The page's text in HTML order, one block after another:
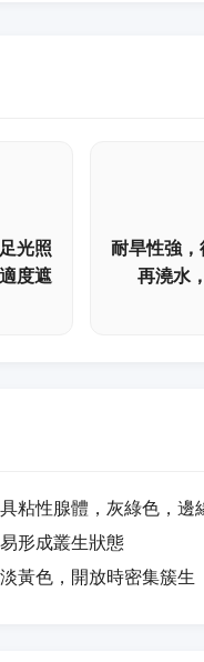
光照
度遮
耐旱性強
再澆水
粘性腺體，灰綠色，邊
形成叢生狀態
黃色，開放時密集簇生